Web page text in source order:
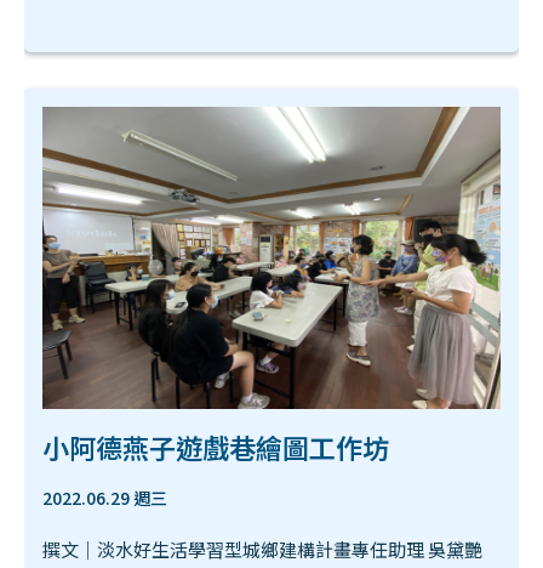
小阿德燕子遊戲巷繪圖工作坊
2022.06.29 週三
撰文｜淡水好生活學習型城鄉建構計畫專任助理 吳黛艷